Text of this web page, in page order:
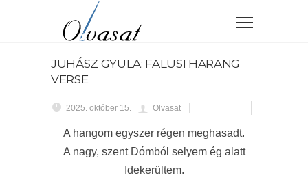
JUHÁSZ GYULA: FALUSI HARANG
VERSE
2025. október 15. Olvasat
A hangom egyszer régen meghasadt.
A nagy, szent Dómból selyem ég alatt
Idekerültem.